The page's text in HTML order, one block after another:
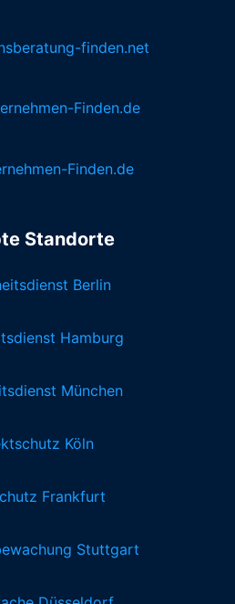
finden.net
Finden.de
Finden.de
Standorte
Berlin
Hamburg
München
Köln
Frankfurt
Stuttgart